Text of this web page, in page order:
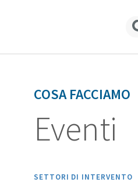
COSA FACCIAMO
Eventi
SETTORI DI INTERVENTO